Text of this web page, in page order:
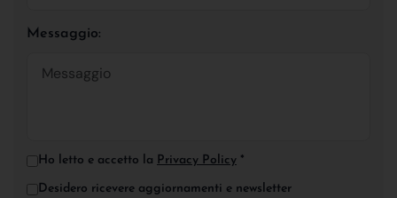
Messaggio:
Ho letto e accetto la Privacy Policy *
Desidero ricevere aggiornamenti e newsletter